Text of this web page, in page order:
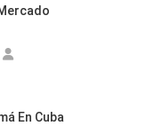
En Cuba